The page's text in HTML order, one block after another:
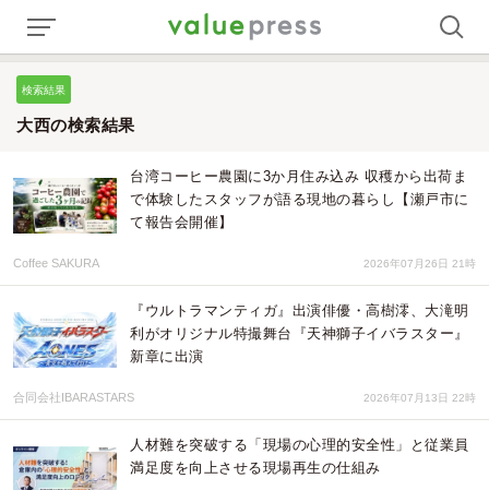
検索結果
大西の検索結果
台湾コーヒー農園に3か月住み込み 収穫から出荷ま
で体験したスタッフが語る現地の暮らし【瀬戸市に
て報告会開催】
Coffee SAKURA 2026年07月26日 21時
『ウルトラマンティガ』出演俳優・高樹澪、大滝明
利がオリジナル特撮舞台『天神獅子イバラスター』
新章に出演
合同会社IBARASTARS 2026年07月13日 22時
人材難を突破する「現場の心理的安全性」と従業員
満足度を向上させる現場再生の仕組み